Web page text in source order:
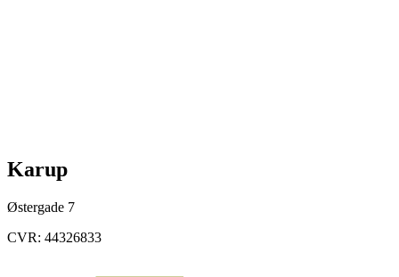
Karup
Østergade 7
CVR: 44326833